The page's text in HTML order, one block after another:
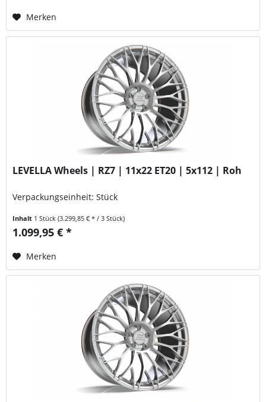
Merken
LEVELLA Wheels | RZ7 | 11x22 ET20 | 5x112 | Roh
Verpackungseinheit: Stück
Inhalt 1 Stück(3.299,85 € * / 3 Stück)
1.099,95 € *
Merken